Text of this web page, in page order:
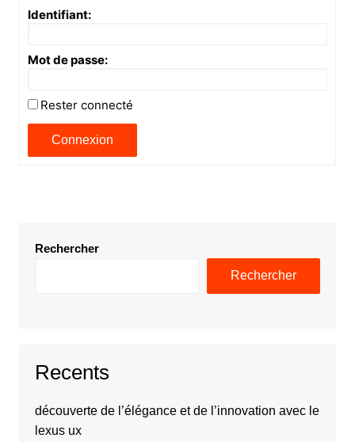
Identifiant:
Mot de passe:
Rester connecté
Connexion
Rechercher
Rechercher
Recents
découverte de l’élégance et de l’innovation avec le
lexus ux